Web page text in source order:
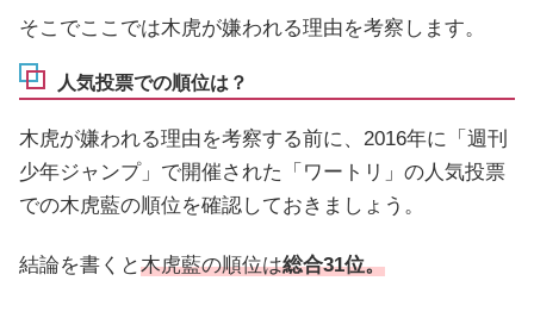
そこでここでは木虎が嫌われる理由を考察します。
人気投票での順位は？
木虎が嫌われる理由を考察する前に、2016年に「週刊
少年ジャンプ」で開催された「ワートリ」の人気投票
での木虎藍の順位を確認しておきましょう。
結論を書くと木虎藍の順位は総合31位。